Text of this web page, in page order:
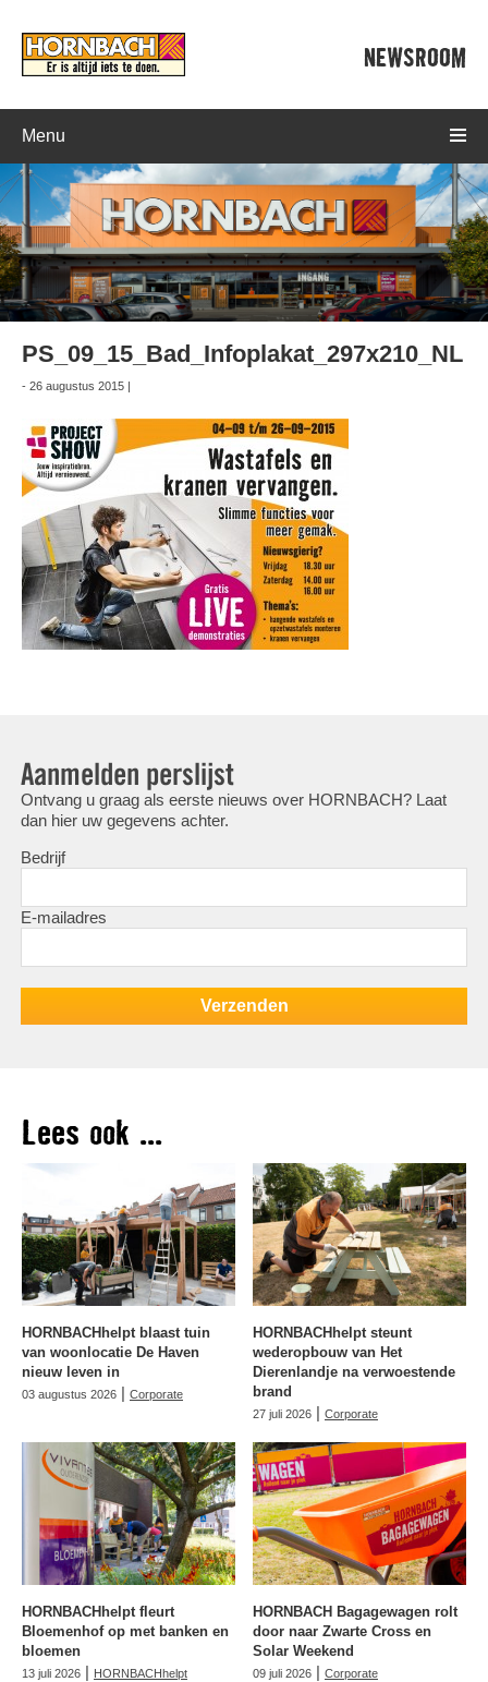
NEWSROOM
Menu
PS_09_15_Bad_Infoplakat_297x210_NL
- 26 augustus 2015 |
Aanmelden perslijst
Ontvang u graag als eerste nieuws over HORNBACH? Laat
dan hier uw gegevens achter.
Bedrijf
E-mailadres
Lees ook ...
HORNBACHhelpt blaast tuin
van woonlocatie De Haven
nieuw leven in
03 augustus 2026 | Corporate
HORNBACHhelpt steunt
wederopbouw van Het
Dierenlandje na verwoestende
brand
27 juli 2026 | Corporate
HORNBACHhelpt fleurt
Bloemenhof op met banken en
bloemen
13 juli 2026 | HORNBACHhelpt
HORNBACH Bagagewagen rolt
door naar Zwarte Cross en
Solar Weekend
09 juli 2026 | Corporate